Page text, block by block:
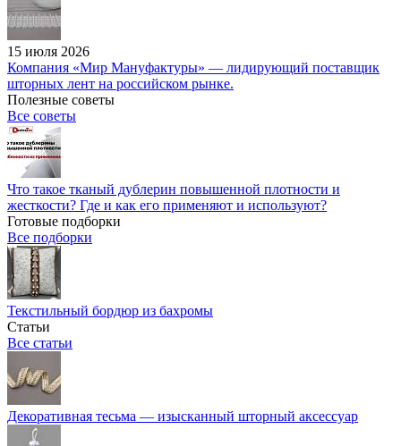
15 июля 2026
Компания «Мир Мануфактуры» — лидирующий поставщик
шторных лент на российском рынке.
Полезные советы
Все советы
Что такое тканый дублерин повышенной плотности и
жесткости? Где и как его применяют и используют?
Готовые подборки
Все подборки
Текстильный бордюр из бахромы
Статьи
Все статьи
Декоративная тесьма — изысканный шторный аксессуар